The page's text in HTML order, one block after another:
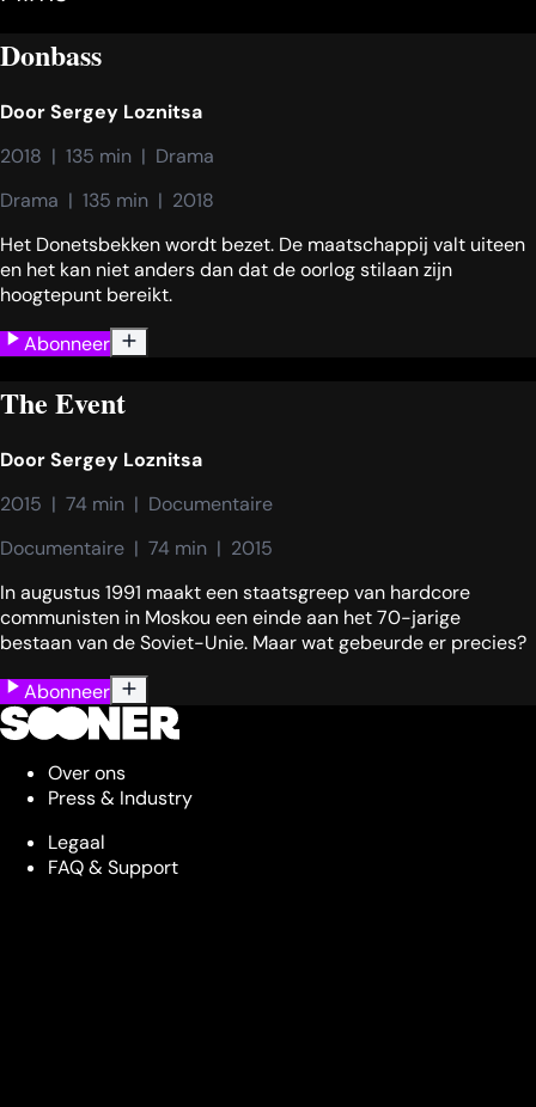
Donbass
DoorSergey Loznitsa
2018  |  135 min  |  Drama
Drama  |  135 min  |  2018
Het Donetsbekken wordt bezet. De maatschappij valt uiteen
en het kan niet anders dan dat de oorlog stilaan zijn
hoogtepunt bereikt.
Abonneer
The Event
DoorSergey Loznitsa
2015  |  74 min  |  Documentaire
Documentaire  |  74 min  |  2015
In augustus 1991 maakt een staatsgreep van hardcore
communisten in Moskou een einde aan het 70-jarige
bestaan van de Soviet-Unie. Maar wat gebeurde er precies?
Abonneer
Over ons
Press & Industry
Legaal
FAQ & Support